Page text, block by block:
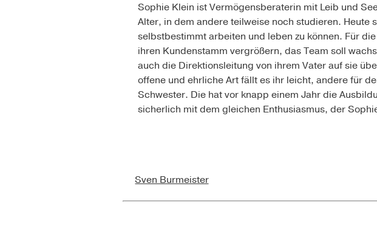
Sophie Klein ist Vermögensberaterin mit Leib und
Alter, in dem andere teilweise noch studieren.
selbstbestimmt arbeiten und leben zu können. Für
ihren Kundenstamm vergrößern, das Team soll
auch die Direktionsleitung von ihrem Vater auf sie
offene und ehrliche Art fällt es ihr leicht, andere für
Schwester. Die hat vor knapp einem Jahr die
sicherlich mit dem gleichen Enthusiasmus, der
Sven Burmeister